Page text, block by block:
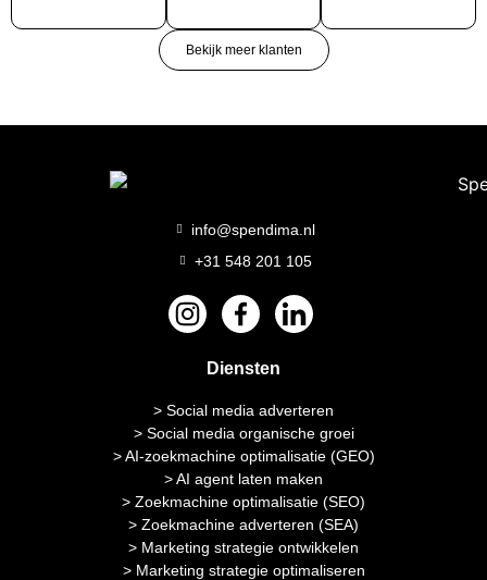
Bekijk meer klanten
info@spendima.nl
+31 548 201 105
Diensten
> Social media adverteren
> Social media organische groei
> AI-zoekmachine optimalisatie (GEO)
> AI agent laten maken
> Zoekmachine optimalisatie (SEO)
> Zoekmachine adverteren (SEA)
> Marketing strategie ontwikkelen
> Marketing strategie optimaliseren